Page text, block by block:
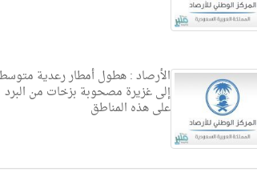
الأرصاد : هطول أمطار رعدية
إلى غزيرة مصحوبة بزخات من البرد
على هذه المناطق